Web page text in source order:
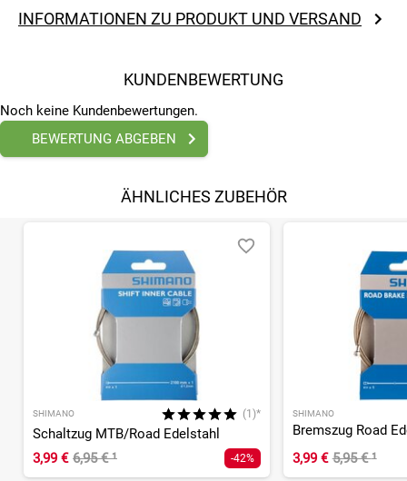
INFORMATIONEN ZU PRODUKT UND VERSAND
KUNDENBEWERTUNG
Noch keine Kundenbewertungen.
BEWERTUNG ABGEBEN
ÄHNLICHES ZUBEHÖR
SHIMANO (1)*
Schaltzug MTB/Road Edelstahl
3,99 € 6,95 €¹ -42%
SHIMANO
Bremszug Road
3,99 € 5,95 €¹